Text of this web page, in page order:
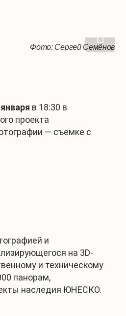
Фото: Сергей Семёнов
Фото: Сергей Семёнов
Фото: Сергей Семёнов
Фото: Сергей Семёнов
в 18:30 в
проекта
— съемке с
и
на 3D-
и техническому
панорам,
наследия ЮНЕСКО.